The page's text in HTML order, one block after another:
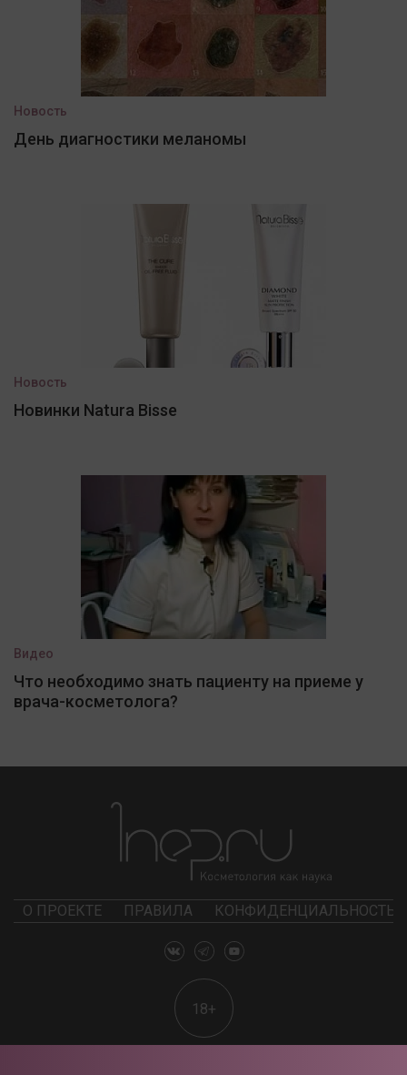
Новость
День диагностики меланомы
Новость
Новинки Natura Bisse
Видео
Что необходимо знать пациенту на приеме у
врача-косметолога?
О ПРОЕКТЕ ПРАВИЛА КОНФИДЕНЦИАЛЬНОСТЬ
18+